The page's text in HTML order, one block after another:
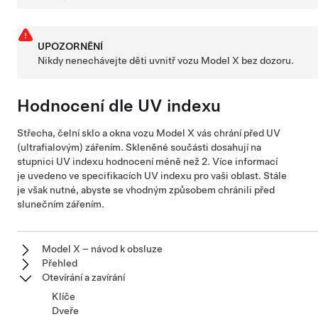
UPOZORNĚNÍ
Nikdy nenechávejte děti uvnitř vozu Model X bez dozoru.
Hodnocení dle UV indexu
Střecha, čelní sklo a okna vozu Model X vás chrání před UV
(ultrafialovým) zářením. Skleněné součásti dosahují na
stupnici UV indexu hodnocení méně než 2. Více informací
je uvedeno ve specifikacích UV indexu pro vaši oblast. Stále
je však nutné, abyste se vhodným způsobem chránili před
slunečním zářením.
Model X – návod k obsluze
Přehled
Otevírání a zavírání
Klíče
Dveře